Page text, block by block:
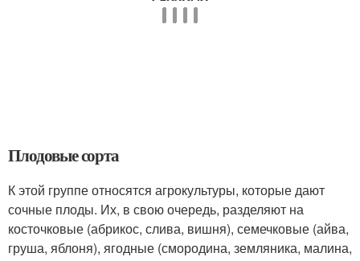
Плодовые сорта
К этой группе относятся агрокультуры, которые дают
сочные плоды. Их, в свою очередь, разделяют на
косточковые (абрикос, слива, вишня), семечковые (айва,
груша, яблоня), ягодные (смородина, земляника, малина,